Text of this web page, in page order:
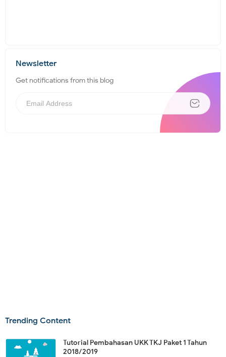
Newsletter
Get notifications from this blog
Trending Content
Tutorial Pembahasan UKK TKJ Paket 1 Tahun
2018/2019